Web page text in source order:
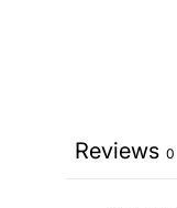
Reviews 0